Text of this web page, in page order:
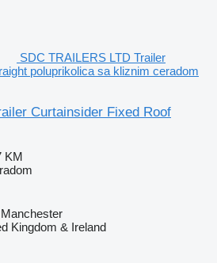
SDC TRAILERS LTD Trailer
poluprikolica sa kliznim ceradom
Curtainsider Fixed Roof
KM
Kingdom & Ireland